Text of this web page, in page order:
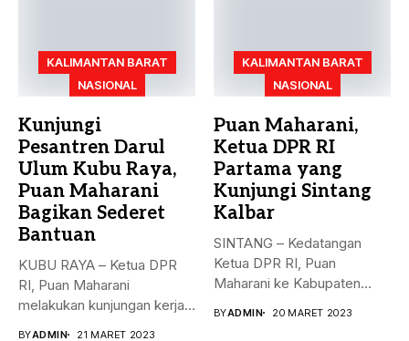
KALIMANTAN BARAT
NASIONAL
Kunjungi
Pesantren Darul
Ulum Kubu Raya,
Puan Maharani
Bagikan Sederet
Bantuan
KUBU RAYA – Ketua DPR
RI, Puan Maharani
melakukan kunjungan kerja
BYADMIN 21 MARET 2023
KALIMANTAN BARAT
NASIONAL
Puan Maharani,
Ketua DPR RI
Partama yang
Kunjungi Sintang
Kalbar
SINTANG – Kedatangan
Ketua DPR RI, Puan
Maharani ke Kabupaten
BYADMIN 20 MARET 2023